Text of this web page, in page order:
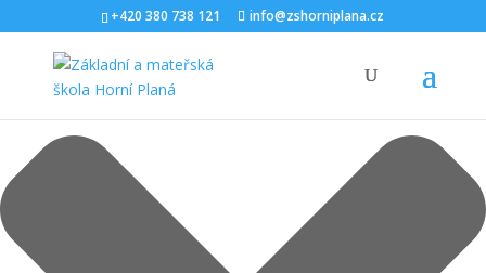
Spravovat Souhlas s cookies
+420 380 738 121 info@zshorniplana.cz